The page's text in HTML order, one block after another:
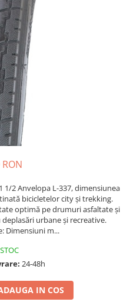
lumini
cadru
1/2 Anvelopa L-337, dimensiunea
bicicletelor city și trekking.
optimă pe drumuri asfaltate și
urbane și recreative.
Dimensiuni m...
24-48h
IN COS